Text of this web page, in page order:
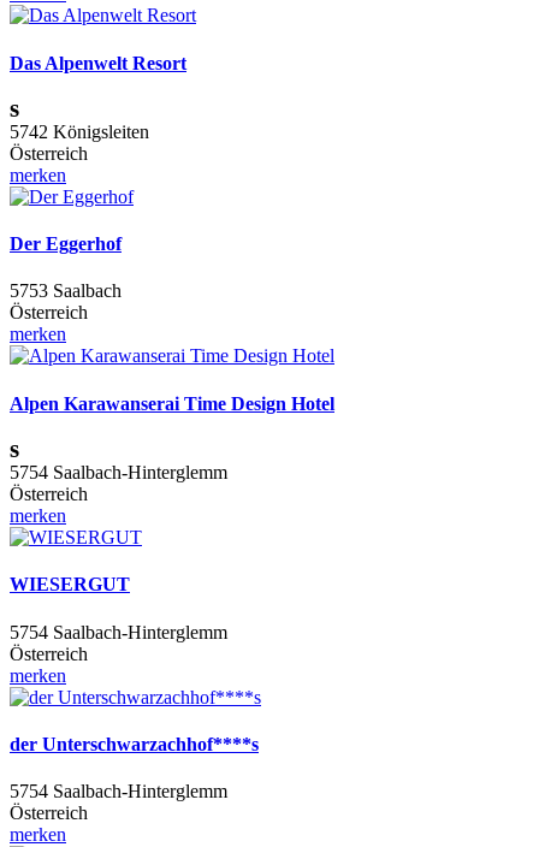
Das Alpenwelt Resort
s
5742 Königsleiten
Österreich
merken
Der Eggerhof
5753 Saalbach
Österreich
merken
Alpen Karawanserai Time Design Hotel
s
5754 Saalbach-Hinterglemm
Österreich
merken
WIESERGUT
5754 Saalbach-Hinterglemm
Österreich
merken
der Unterschwarzachhof****s
5754 Saalbach-Hinterglemm
Österreich
merken